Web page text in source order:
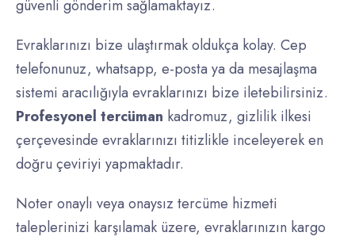
güvenli gönderim sağlamaktayız.
Evraklarınızı bize ulaştırmak oldukça kolay. Cep
telefonunuz, whatsapp, e-posta ya da mesajlaşma
sistemi aracılığıyla evraklarınızı bize iletebilirsiniz.
Profesyonel tercüman kadromuz, gizlilik ilkesi
çerçevesinde evraklarınızı titizlikle inceleyerek en
doğru çeviriyi yapmaktadır.
Noter onaylı veya onaysız tercüme hizmeti
taleplerinizi karşılamak üzere, evraklarınızın kargo